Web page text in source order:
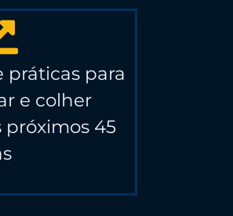
práticas para
e colher
próximos 45